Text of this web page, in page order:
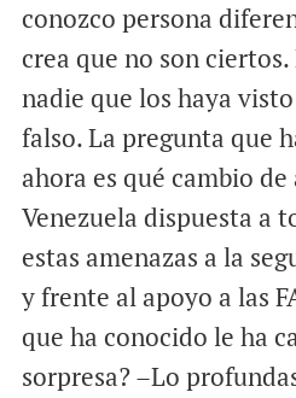
conozco persona
crea que no son ciertos.
nadie que los haya
falso. La pregunta que
ahora es qué cambio
Venezuela dispuesta a
estas amenazas a la
y frente al apoyo a las
que ha conocido le ha
sorpresa? –Lo